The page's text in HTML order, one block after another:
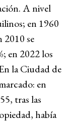
A nivel
en 1960
2010 se
en 2022 los
la Ciudad de
en
tras las
había